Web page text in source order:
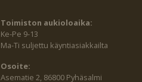
Toimiston aukioloaika:
Ke-Pe 9-13
Ma-Ti suljettu käyntiasiakkailta
Osoite:
Asematie 2, 86800 Pyhäsalmi